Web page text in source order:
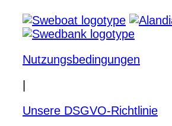
Nutzungsbedingungen
Unsere DSGVO-Richtlinie